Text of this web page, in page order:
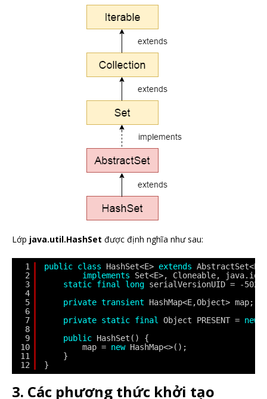
Lớp java.util.HashSet được định nghĩa như sau:
1
2
3
4
5
6
7
8
9
10
11
12
public class HashSet<E> extends AbstractSet<E>
implements
Set<E>, Cloneable,
static final long serialVersionUID = -
private transient
HashMap<E,Object> map;
private static final Object PRESENT = new
public HashSet() {
map = new HashMap<>();
}
}
3. Các phương thức khởi tạo